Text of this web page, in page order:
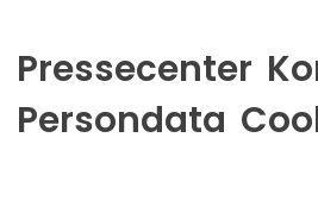
Pressecenter
Persondata